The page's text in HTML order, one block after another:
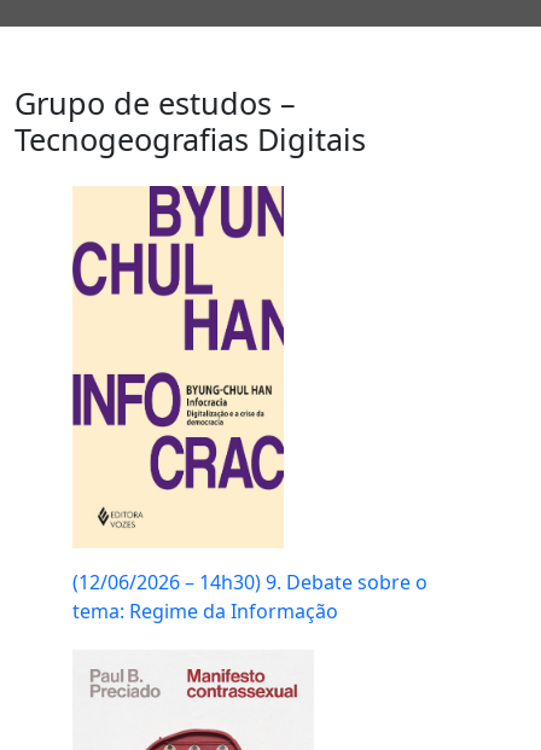
Grupo de estudos –
Tecnogeografias Digitais
(12/06/2026 – 14h30) 9. Debate sobre o
tema: Regime da Informação